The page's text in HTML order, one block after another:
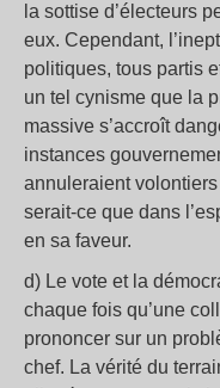
la sottise d’électeurs
eux. Cependant,
politiques, tous partis
un tel cynisme que la
massive s’accroît
instances
annuleraient
serait-ce que dans
en sa faveur.
d) Le vote et la
chaque fois qu’une
prononcer sur un
chef. La vérité du